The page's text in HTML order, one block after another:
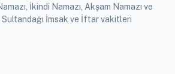
İkindi Namazı, Akşam Namazı ve
Sultandağı İmsak ve İftar vakitleri